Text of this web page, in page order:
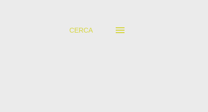
CERCA